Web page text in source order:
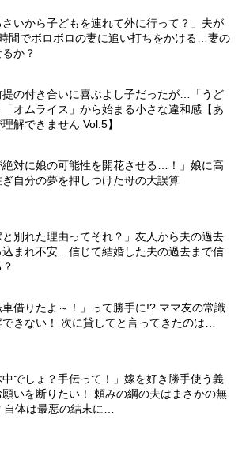
さいから子どもを連れて外に行って？」夫が
間でボロボロの妻に追い打ちをかける…妻の
か？
提の付き合いに喜ぶよし子だったが…「うど
「オムライス」から始まる小さな違和感【あ
解できません Vol.5】
絶対に娘の可能性を開花させる…！」娘に高
ぎ自分の夢を押しつけた母の大誤算
と別れた理由ってそれ？」友人から夫の過去
込まれ不安…信じて結婚した夫の過去まで信
車借りたよ～！」って勝手に!? ママ友の常識
きない！ 次に貸してと言ってきたのは…
中でしょ？手伝って！」嫁を好き勝手使う義
願いを断りたい！ 頼みの綱の夫はまさかの無
自体は最悪の結末に…